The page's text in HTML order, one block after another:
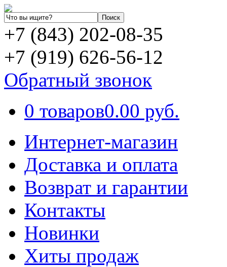
+7 (843) 202-08-35
+7 (919) 626-56-12
Обратный звонок
0 товаров0.00 руб.
Интернет-магазин
Доставка и оплата
Возврат и гарантии
Контакты
Новинки
Хиты продаж